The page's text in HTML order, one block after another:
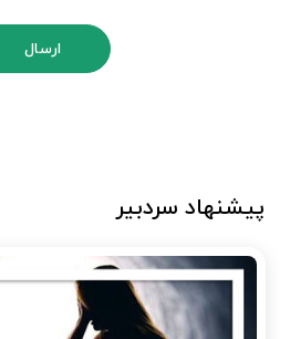
ارسال
پیشنهاد سردبیر